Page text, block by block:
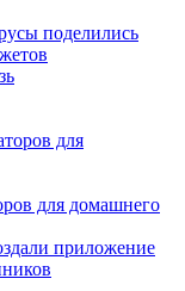
поделились
для домашнего